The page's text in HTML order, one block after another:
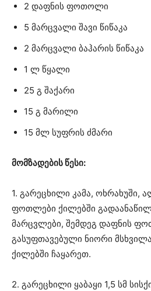
2 დაფნის ფოთოლი
5 მარცვალი შავი წიწაკა
2 მარცვალი ბაჰარის წიწაკა
1 ლ წყალი
25 გ შაქარი
15 გ მარილი
15 მლ სუფრის ძმარი
მომზადების წესი:
1. გარეცხილი კამა, ოხრახუში,
ფოთლები ქილებში
მარცვლები, შემდეგ დაფნის
გასუფთავებული ნიორი
ქილებში ჩაყარეთ.
2. გარეცხილი ყაბაყი 1,5 სმ